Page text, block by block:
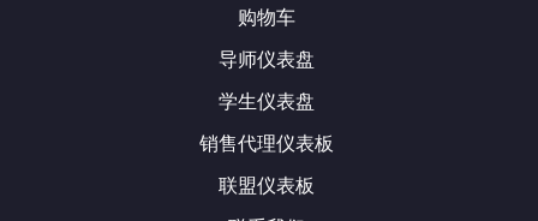
购物车
导师仪表盘
学生仪表盘
销售代理仪表板
联盟仪表板